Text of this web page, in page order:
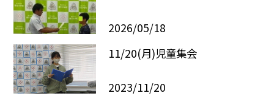
2026/05/18
11/20(月)児童集会
2023/11/20